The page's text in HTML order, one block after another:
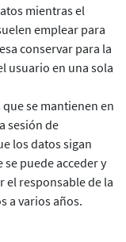
mientras el
emplear para
conservar para la
usuario en una sola
se mantienen en
sesión de
los datos sigan
puede acceder y
responsable de la
a varios años.